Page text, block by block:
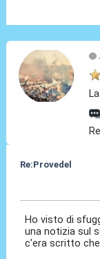
Re:Provedel
Ho visto di
una notizia sul
c'era scritto